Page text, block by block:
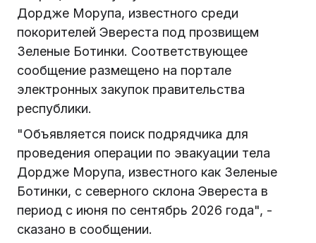
Дордже Морупа, известного среди
покорителей Эвереста под прозвищем
Зеленые Ботинки. Соответствующее
сообщение размещено на портале
электронных закупок правительства
республики.
"Объявляется поиск подрядчика для
проведения операции по эвакуации тела
Дордже Морупа, известного как Зеленые
Ботинки, с северного склона Эвереста в
период с июня по сентябрь 2026 года", -
сказано в сообщении.